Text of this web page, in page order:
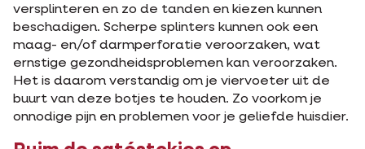
versplinteren en zo de tanden en kiezen kunnen
beschadigen. Scherpe splinters kunnen ook een
maag- en/of darmperforatie veroorzaken, wat
ernstige gezondheidsproblemen kan veroorzaken.
Het is daarom verstandig om je viervoeter uit de
buurt van deze botjes te houden. Zo voorkom je
onnodige pijn en problemen voor je geliefde huisdier.